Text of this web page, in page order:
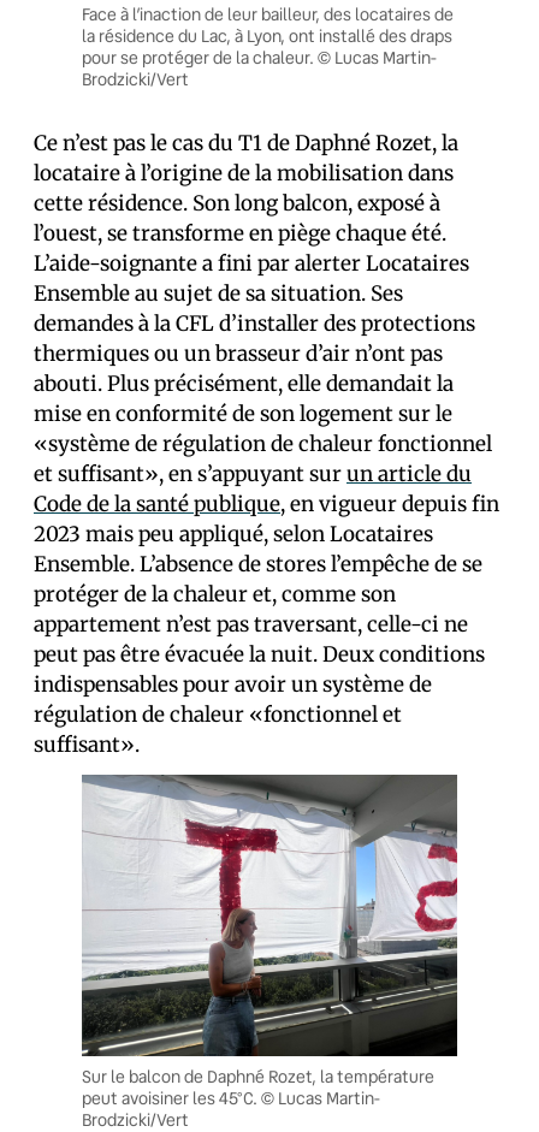
Face à l’inaction de leur bailleur, des locataires de
la résidence du Lac, à Lyon, ont installé des draps
pour se protéger de la chaleur. © Lucas Martin-
Brodzicki/Vert
Ce n’est pas le cas du T1 de Daphné Rozet, la
locataire à l’origine de la mobilisation dans
cette résidence. Son long balcon, exposé à
l’ouest, se transforme en piège chaque été.
L’aide-soignante a fini par alerter Locataires
Ensemble au sujet de sa situation. Ses
demandes à la CFL d’installer des protections
thermiques ou un brasseur d’air n’ont pas
abouti. Plus précisément, elle demandait la
mise en conformité de son logement sur le
«système de régulation de chaleur fonctionnel
et suffisant», en s’appuyant surun article du
Code de la santé publique, en vigueur depuis fin
2023 mais peu appliqué, selon Locataires
Ensemble. L’absence de stores l’empêche de se
protéger de la chaleur et, comme son
appartement n’est pas traversant, celle-ci ne
peut pas être évacuée la nuit. Deux conditions
indispensables pour avoir un système de
régulation de chaleur «fonctionnel et
suffisant».
Sur le balcon de Daphné Rozet, la température
peut avoisiner les 45°C. © Lucas Martin-
Brodzicki/Vert